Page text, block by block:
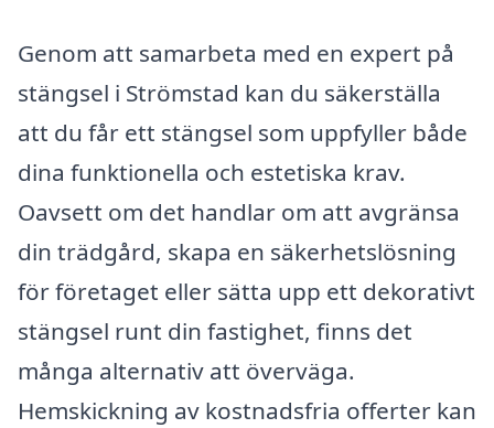
Genom att samarbeta med en expert på
stängsel i Strömstad kan du säkerställa
att du får ett stängsel som uppfyller både
dina funktionella och estetiska krav.
Oavsett om det handlar om att avgränsa
din trädgård, skapa en säkerhetslösning
för företaget eller sätta upp ett dekorativt
stängsel runt din fastighet, finns det
många alternativ att överväga.
Hemskickning av kostnadsfria offerter kan